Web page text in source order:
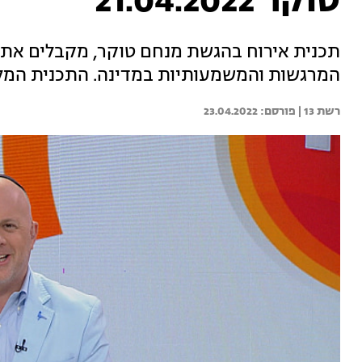
תכנית אירוח בהגשת מנחם טוקר, מקבלים
המרגשות והמשמעותיות במדינה. התכנית
רשת 13 | 23.04.2022